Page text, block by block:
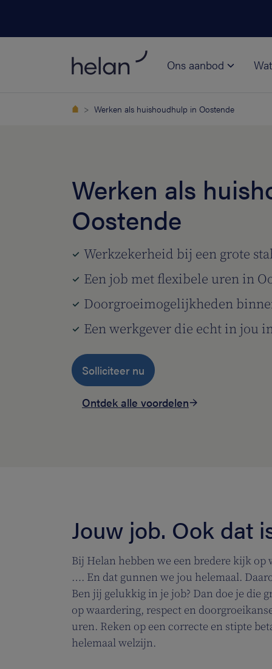
Ons aanbod
Werken als huishoudhulp in Oostende
Werken als
Oostende
Werkzekerheid bij een grote
Een job met flexibele uren in
Doorgroeimogelijkheden
Een werkgever die echt in jou
Solliciteer nu
Ontdek alle voordelen
Jouw job. Ook dat
Bij Helan hebben we een bredere kijk
…. En dat gunnen we jou helemaal.
Ben jij gelukkig in je job? Dan doe je die
op waardering, respect en
uren. Reken op een correcte en stipte
helemaal welzijn.